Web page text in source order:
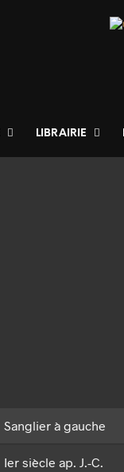
LIBRAIRIE
Sanglier à gauche
Ier siècle ap. J.-C.